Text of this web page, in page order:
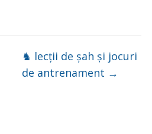
♞ lecții de șah și jocuri
de antrenament →